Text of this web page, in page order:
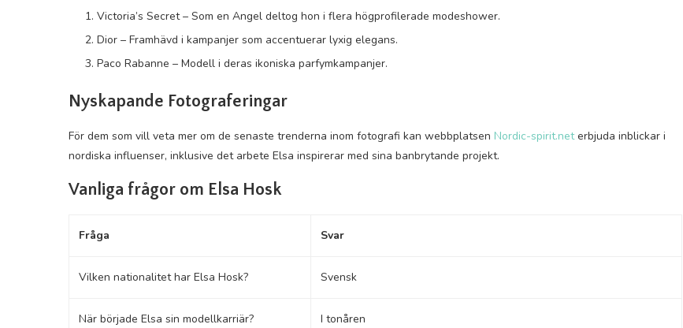
Victoria’s Secret – Som en Angel deltog hon i flera högprofilerade modeshower.
Dior – Framhävd i kampanjer som accentuerar lyxig elegans.
Paco Rabanne – Modell i deras ikoniska parfymkampanjer.
Nyskapande Fotograferingar
För dem som vill veta mer om de senaste trenderna inom fotografi kan webbplatsen Nordic-spirit.neterbjuda inblickar i
nordiska influenser, inklusive det arbete Elsa inspirerar med sina banbrytande projekt.
Vanliga frågor om Elsa Hosk
Fråga Svar
Vilken nationalitet har Elsa Hosk? Svensk
När började Elsa sin modellkarriär? I tonåren